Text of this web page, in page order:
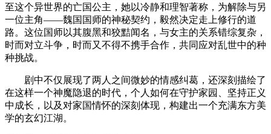
至这个异世界的亡国公主，她以冷静和理智著称，为解除与另
一位主角——魏国国师的神秘契约，毅然决定走上修行的道
路。这位国师以其腹黑和狡黠闻名，与女主的关系错综复杂，
时而对立斗争，时而又不得不携手合作，共同应对乱世中的种
种挑战。
剧中不仅展现了两人之间微妙的情感纠葛，还深刻描绘了
在这样一个神魔隐退的时代，个人如何在守护家园、坚持正义
中成长，以及对家国情怀的深刻体现，构建出一个充满东方美
学的玄幻江湖‌。